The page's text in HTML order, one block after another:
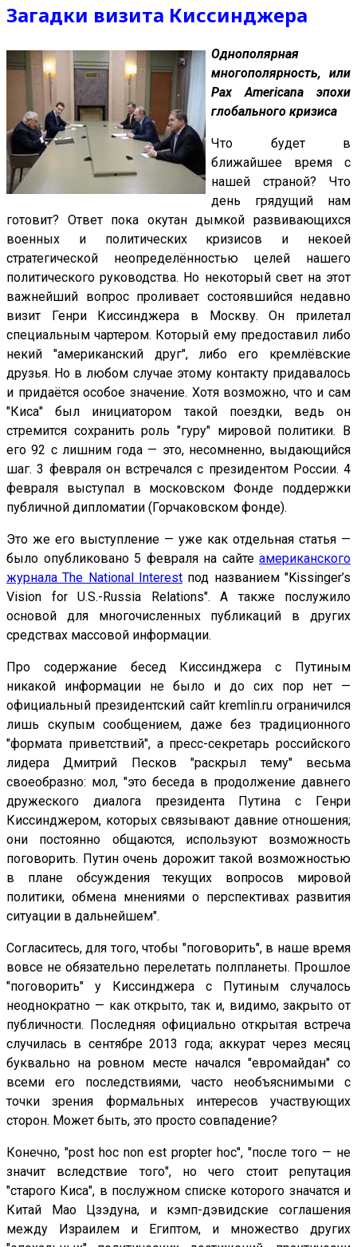
Загадки визита Киссинджера
Однополярная
многополярность, или
Pax Americana эпохи
глобального кризиса
Что будет в
ближайшее время с
нашей страной? Что
день грядущий нам
готовит? Ответ пока окутан дымкой развивающихся
военных и политических кризисов и некоей
стратегической неопределённостью целей нашего
политического руководства. Но некоторый свет на этот
важнейший вопрос проливает состоявшийся недавно
визит Генри Киссинджера в Москву. Он прилетал
специальным чартером. Который ему предоставил либо
некий "американский друг", либо его кремлёвские
друзья. Но в любом случае этому контакту придавалось
и придаётся особое значение. Хотя возможно, что и сам
"Киса" был инициатором такой поездки, ведь он
стремится сохранить роль "гуру" мировой политики. В
его 92 с лишним года — это, несомненно, выдающийся
шаг. 3 февраля он встречался с президентом России. 4
февраля выступал в московском Фонде поддержки
публичной дипломатии (Горчаковском фонде).
Это же его выступление — уже как отдельная статья —
было опубликовано 5 февраля на сайте американского
журнала The National Interest под названием "Kissinger’s
Vision for U.S.-Russia Relations". А также послужило
основой для многочисленных публикаций в других
средствах массовой информации.
Про содержание бесед Киссинджера с Путиным
никакой информации не было и до сих пор нет —
официальный президентский сайт kremlin.ru ограничился
лишь скупым сообщением, даже без традиционного
"формата приветствий", а пресс-секретарь российского
лидера Дмитрий Песков "раскрыл тему" весьма
своеобразно: мол, "это беседа в продолжение давнего
дружеского диалога президента Путина с Генри
Киссинджером, которых связывают давние отношения;
они постоянно общаются, используют возможность
поговорить. Путин очень дорожит такой возможностью
в плане обсуждения текущих вопросов мировой
политики, обмена мнениями о перспективах развития
ситуации в дальнейшем".
Согласитесь, для того, чтобы "поговорить", в наше время
вовсе не обязательно перелетать полпланеты. Прошлое
"поговорить" у Киссинджера с Путиным случалось
неоднократно — как открыто, так и, видимо, закрыто от
публичности. Последняя официально открытая встреча
случилась в сентябре 2013 года; аккурат через месяц
буквально на ровном месте начался "евромайдан" со
всеми его последствиями, часто необъяснимыми с
точки зрения формальных интересов участвующих
сторон. Может быть, это просто совпадение?
Конечно, "post hoc non est propter hoc", "после того — не
значит вследствие того", но чего стоит репутация
"старого Киса", в послужном списке которого значатся и
Китай Мао Цзэдуна, и кэмп-дэвидские соглашения
между Израилем и Египтом, и множество других